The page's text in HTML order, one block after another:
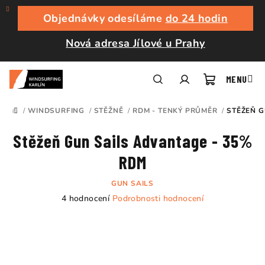
Přejít
obsah
Objednávky odesíláme do 24 hodin
Nová adresa Jílové u Prahy
košík
DOMŮ
/ WINDSURFING / STĚŽNĚ / RDM - TENKÝ PRŮMĚR / STĚŽEŇ
Stěžeň Gun Sails Advantage - 35%
RDM
GUN SAILS
Průměrné
4 hodnocení Podrobnosti hodnocení